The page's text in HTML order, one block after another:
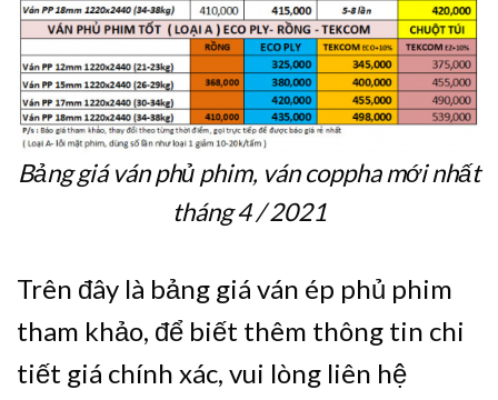
Bảng giá ván phủ phim, ván coppha mới nhất
tháng 4 / 2021
Trên đây là bảng giá ván ép phủ phim
tham khảo, để biết thêm thông tin chi
tiết giá chính xác, vui lòng liên hệ